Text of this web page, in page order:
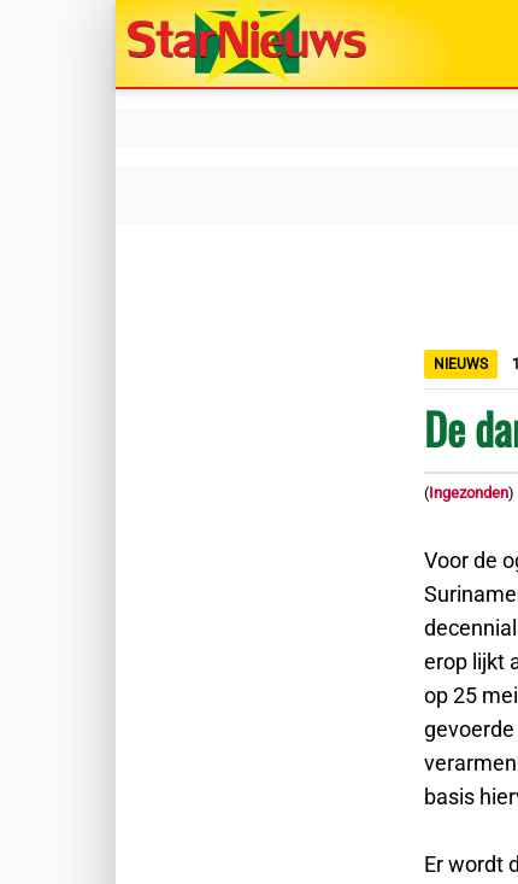
NIEUWS
De
(Ingezonden)
Voor de
erop lijkt
op 25
basis
Er wordt